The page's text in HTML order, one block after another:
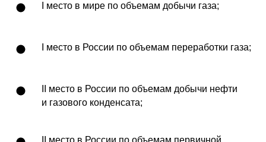
I место в мире по объемам добычи газа;
I место в России по объемам переработки газа;
II место в России по объемам добычи нефти
и газового конденсата;